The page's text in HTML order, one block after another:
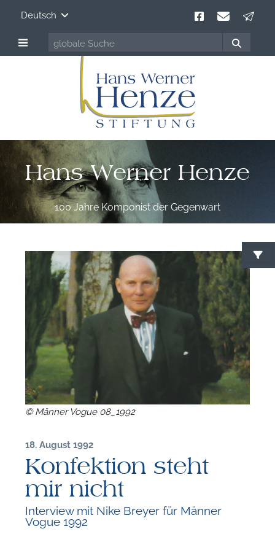
Deutsch
Hans Werner Henze
100 Jahre Komponist der Gegenwart
© Männer Vogue 08_1992
18. August 1992
Konfektion steht
mir nicht
Interview mit Nike Breyer für Männer
Vogue 1992